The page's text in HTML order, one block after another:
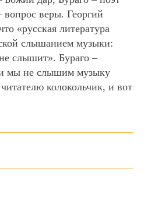
вопрос веры. Георгий
«русская литература
слышанием музыки:
слышит». Бураго –
мы не слышим музыку
колокольчик, и вот